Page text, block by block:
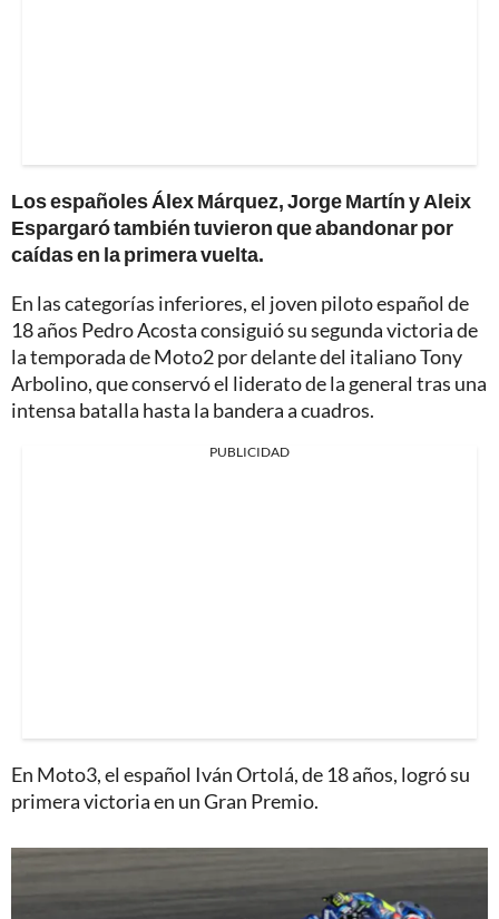
Los españoles Álex Márquez, Jorge Martín y Aleix
Espargaró también tuvieron que abandonar por
caídas en la primera vuelta.
En las categorías inferiores, el joven piloto español de
18 años Pedro Acosta consiguió su segunda victoria de
la temporada de Moto2 por delante del italiano Tony
Arbolino, que conservó el liderato de la general tras una
intensa batalla hasta la bandera a cuadros.
PUBLICIDAD
En Moto3, el español Iván Ortolá, de 18 años, logró su
primera victoria en un Gran Premio.